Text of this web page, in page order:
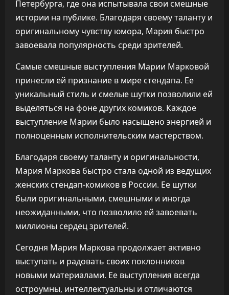
Петербурга, где она испытывала свои смешные
истории на публике. Благодаря своему таланту и
оригинальному чувству юмора, Мария быстро
завоевала популярность среди зрителей.
Самые смешные выступления Марии Марковой
принесли ей признание в мире стендапа. Ее
уникальный стиль и смелые шутки позволили ей
выделяться на фоне других комиков. Каждое
выступление Марии было насыщено энергией и
полноценным исполнительским мастерством.
Благодаря своему таланту и оригинальности,
Мария Маркова быстро стала одной из ведущих
женских стендап-комиков в России. Ее шутки
были оригинальными, смешными и иногда
неожиданными, что позволило ей завоевать
миллионы сердец зрителей.
Сегодня Мария Маркова продолжает активно
выступать и радовать своих поклонников
новыми материалами. Ее выступления всегда
остроумны, интеллектуальны и отличаются